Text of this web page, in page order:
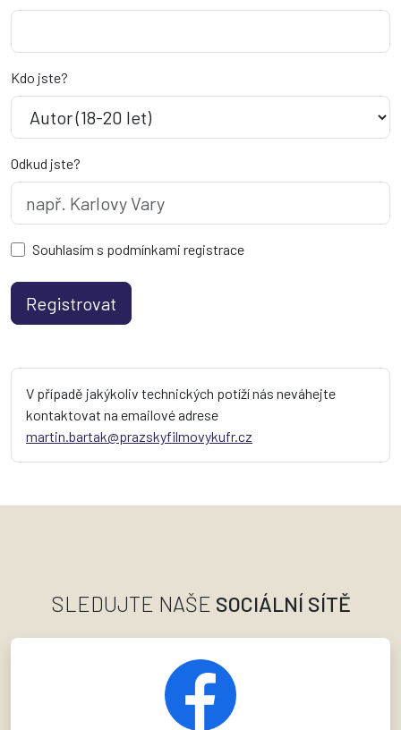
Kdo jste?
Odkud jste?
Souhlasím s podmínkami registrace
V případě jakýkoliv technických potíží nás neváhejte
kontaktovat na emailové adrese
martin.bartak@prazskyfilmovykufr.cz
SLEDUJTE NAŠE SOCIÁLNÍ SÍTĚ